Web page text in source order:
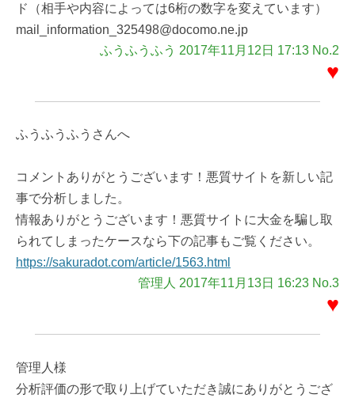
ド（相手や内容によっては6桁の数字を変えています）
mail_information_325498@docomo.ne.jp
ふうふうふう 2017年11月12日 17:13 No.2
♥
ふうふうふうさんへ
コメントありがとうございます！悪質サイトを新しい記
事で分析しました。
情報ありがとうございます！悪質サイトに大金を騙し取
られてしまったケースなら下の記事もご覧ください。
https://sakuradot.com/article/1563.html
管理人 2017年11月13日 16:23 No.3
♥
管理人様
分析評価の形で取り上げていただき誠にありがとうござ